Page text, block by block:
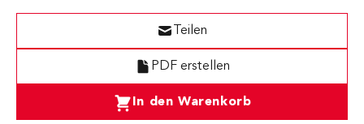
In den Warenkorb
PDF erstellen
Teilen